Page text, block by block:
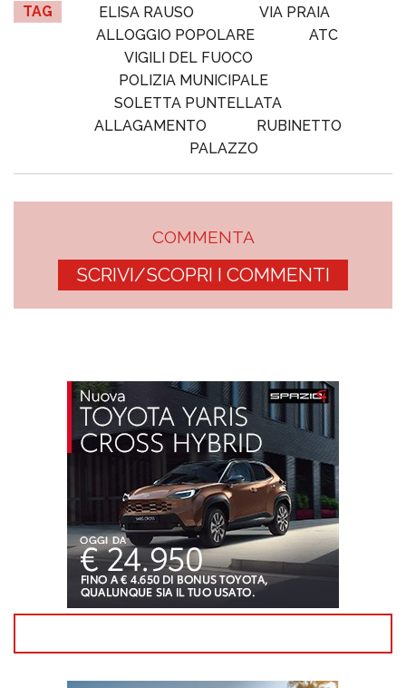
TAG ELISA RAUSO
VIA PRAIA
ALLOGGIO POPOLARE
ATC
VIGILI DEL FUOCO
POLIZIA MUNICIPALE
SOLETTA PUNTELLATA
ALLAGAMENTO
RUBINETTO
PALAZZO
COMMENTA
SCRIVI/SCOPRI I COMMENTI